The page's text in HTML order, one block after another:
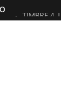
TIMBRE 4,
MILITARES